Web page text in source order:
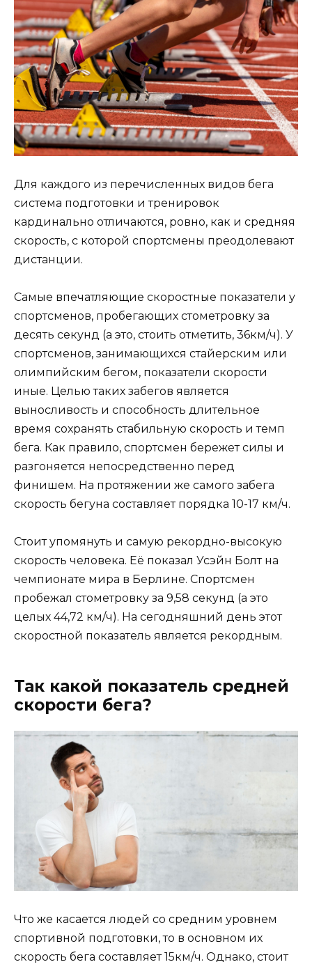
Для каждого из перечисленных видов бега
система подготовки и тренировок
кардинально отличаются, ровно, как и средняя
скорость, с которой спортсмены преодолевают
дистанции.
Самые впечатляющие скоростные показатели у
спортсменов, пробегающих стометровку за
десять секунд (а это, стоить отметить, 36км/ч). У
спортсменов, занимающихся стайерским или
олимпийским бегом, показатели скорости
иные. Целью таких забегов является
выносливость и способность длительное
время сохранять стабильную скорость и темп
бега. Как правило, спортсмен бережет силы и
разгоняется непосредственно перед
финишем. На протяжении же самого забега
скорость бегуна составляет порядка 10-17 км/ч.
Стоит упомянуть и самую рекордно-высокую
скорость человека. Её показал Усэйн Болт на
чемпионате мира в Берлине. Спортсмен
пробежал стометровку за 9,58 секунд (а это
целых 44,72 км/ч). На сегодняшний день этот
скоростной показатель является рекордным.
Так какой показатель средней
скорости бега?
Что же касается людей со средним уровнем
спортивной подготовки, то в основном их
скорость бега составляет 15км/ч. Однако, стоит